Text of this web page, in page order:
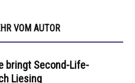
VOM AUTOR
bringt Second-Life-
Liesing